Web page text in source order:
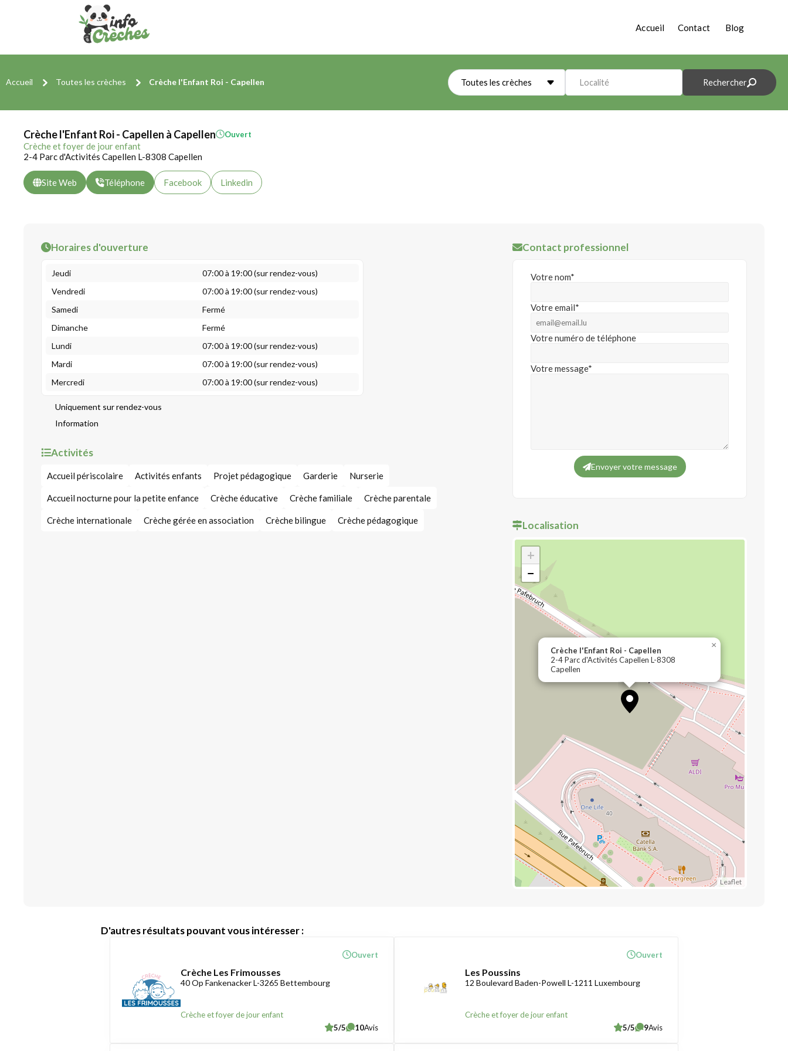
Accueil Contact Blog
Accueil Toutes les crèches Crèche l'Enfant Roi - Capellen Toutes les crèches Localité Rechercher
Crèche l'Enfant Roi - Capellen à Capellen Ouvert
Crèche et foyer de jour enfant
2-4 Parc d'Activités Capellen L-8308 Capellen
Site Web Téléphone Facebook Linkedin
Horaires d'ouverture
Jeudi
07:00 à 19:00 (sur rendez-vous)
Vendredi
07:00 à 19:00 (sur rendez-vous)
Samedi
Fermé
Dimanche
Fermé
Lundi
07:00 à 19:00 (sur rendez-vous)
Mardi
07:00 à 19:00 (sur rendez-vous)
Mercredi
07:00 à 19:00 (sur rendez-vous)
Uniquement sur rendez-vous
Information
Activités
Accueil périscolaire Activités enfants Projet pédagogique Garderie Nurserie
Accueil nocturne pour la petite enfance Crèche éducative Crèche familiale Crèche parentale
Crèche internationale Crèche gérée en association Crèche bilingue Crèche pédagogique
Contact professionnel
Votre nom*
Votre email*
Votre numéro de téléphone
Votre message*
Envoyer votre message
Localisation
Crèche l'Enfant Roi - Capellen
2-4 Parc d'Activités Capellen L-8308
Capellen
×
+
−
Leaflet
D'autres résultats pouvant vous intéresser :
Crèche Les Frimousses
40 Op Fankenacker L-3265 Bettembourg
Crèche et foyer de jour enfant
Ouvert
5/5 10Avis
Les Poussins
12 Boulevard Baden-Powell L-1211 Luxembourg
Crèche et foyer de jour enfant
Ouvert
5/5 9Avis